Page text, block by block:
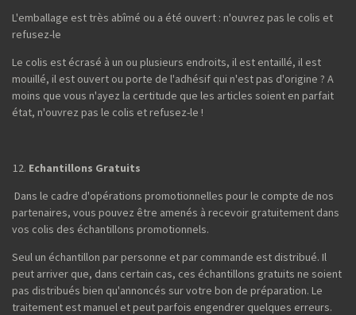
L'emballage est très abîmé ou a été ouvert : n'ouvrez pas le colis et
refusez-le
Le colis est écrasé à un ou plusieurs endroits, il est entaillé, il est
mouillé, il est ouvert ou porte de l'adhésif qui n'est pas d'origine ? A
moins que vous n'ayez la certitude que les articles soient en parfait
état, n'ouvrez pas le colis et refusez-le !
Echantillons Gratuits
Dans le cadre d'opérations promotionnelles pour le compte de nos
partenaires, vous pouvez être amenés à recevoir gratuitement dans
vos colis des échantillons promotionnels.
Seul un échantillon par personne et par commande est distribué. Il
peut arriver que, dans certain cas, ces échantillons gratuits ne soient
pas distribués bien qu'annoncés sur votre bon de préparation. Le
traitement est manuel et peut parfois engendrer quelques erreurs.